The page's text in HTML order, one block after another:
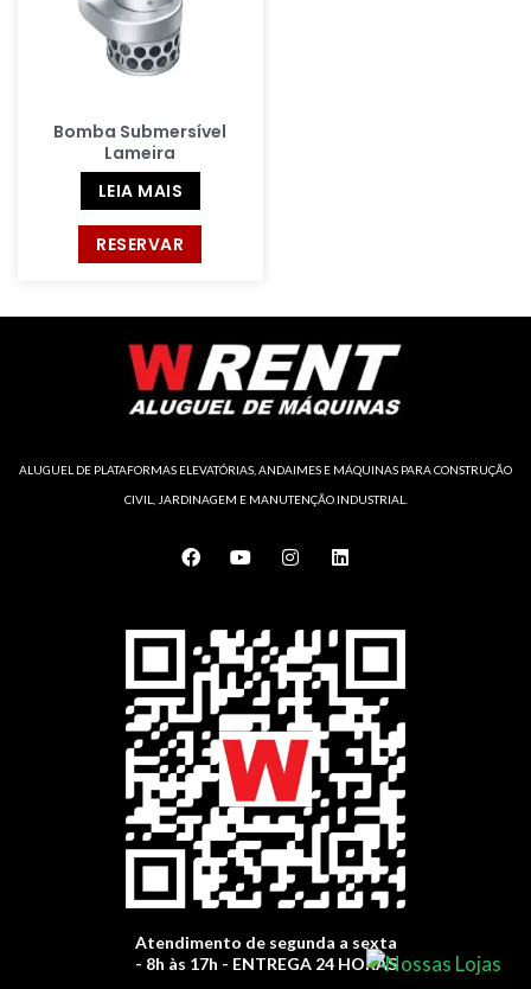
Bomba Submersível
Lameira
LEIA MAIS
RESERVAR
ALUGUEL DE PLATAFORMAS ELEVATÓRIAS, ANDAIMES E MÁQUINAS PARA CONSTRUÇÃO
CIVIL, JARDINAGEM E MANUTENÇÃO INDUSTRIAL.
F
a
o
o
k
Y
o
b
e
I
n
g
r
a
m
L
i
Atendimento de segunda a sexta
- 8h às 17h - ENTREGA 24 HORAS